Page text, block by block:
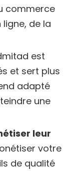
commerce
de la
est
et sert plus
adapté
une
leur
votre
de qualité